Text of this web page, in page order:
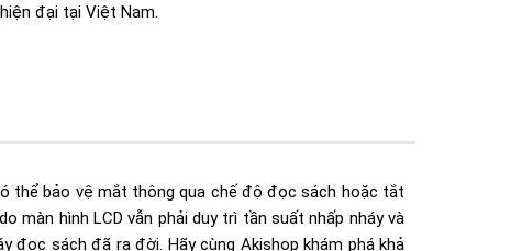
đại tại Việt Nam.
thể bảo vệ mắt thông qua chế độ đọc sách hoặc tắt
màn hình LCD vẫn phải duy trì tần suất nhấp nháy và
đọc sách đã ra đời. Hãy cùng Akishop khám phá khả